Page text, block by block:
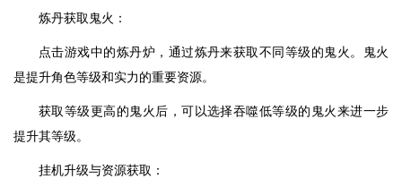
炼丹获取鬼火：
点击游戏中的炼丹炉，通过炼丹来获取不同等级的鬼火。鬼火
是提升角色等级和实力的重要资源。
获取等级更高的鬼火后，可以选择吞噬低等级的鬼火来进一步
提升其等级。
挂机升级与资源获取：